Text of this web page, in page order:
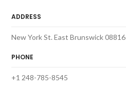
ADDRESS
New York St. East Brunswick 08816
PHONE
+1 248-785-8545